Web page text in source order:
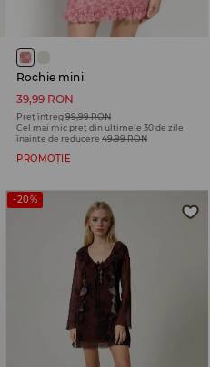
Rochie mini
39,99 RON
Preț întreg99,99 RON
Cel mai mic preț din ultimele 30 de zile
înainte de reducere 49,99 RON
PROMOȚIE
-20%